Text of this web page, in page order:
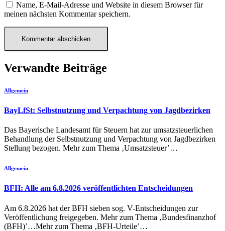
Name, E-Mail-Adresse und Website in diesem Browser für
meinen nächsten Kommentar speichern.
Verwandte Beiträge
Allgemein
BayLfSt: Selbstnutzung und Verpachtung von Jagdbezirken
Das Bayerische Landesamt für Steuern hat zur umsatzsteuerlichen
Behandlung der Selbstnutzung und Verpachtung von Jagdbezirken
Stellung bezogen. Mehr zum Thema ‚Umsatzsteuer’…
Allgemein
BFH: Alle am 6.8.2026 veröffentlichten Entscheidungen
Am 6.8.2026 hat der BFH sieben sog. V-Entscheidungen zur
Veröffentlichung freigegeben. Mehr zum Thema ‚Bundesfinanzhof
(BFH)’…Mehr zum Thema ‚BFH-Urteile’…